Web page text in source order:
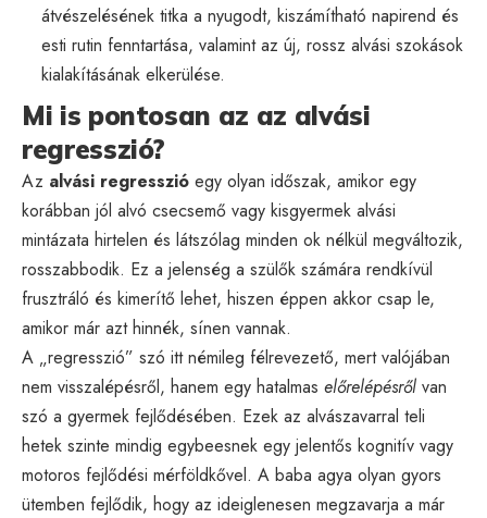
átvészelésének titka a nyugodt, kiszámítható napirend és
esti rutin fenntartása, valamint az új, rossz alvási szokások
kialakításának elkerülése.
Mi is pontosan az az alvási
regresszió?
Az alvási regresszió egy olyan időszak, amikor egy
korábban jól alvó csecsemő vagy kisgyermek alvási
mintázata hirtelen és látszólag minden ok nélkül megváltozik,
rosszabbodik. Ez a jelenség a szülők számára rendkívül
frusztráló és kimerítő lehet, hiszen éppen akkor csap le,
amikor már azt hinnék, sínen vannak.
A „regresszió” szó itt némileg félrevezető, mert valójában
nem visszalépésről, hanem egy hatalmas előrelépésről van
szó a gyermek fejlődésében. Ezek az alvászavarral teli
hetek szinte mindig egybeesnek egy jelentős kognitív vagy
motoros fejlődési mérföldkővel. A baba agya olyan gyors
ütemben fejlődik, hogy az ideiglenesen megzavarja a már